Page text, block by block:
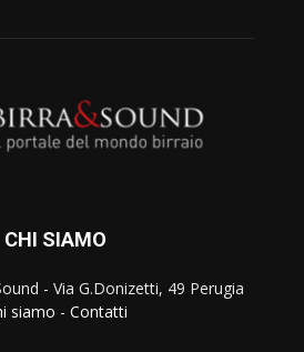
CHI SIAMO
- Via G.Donizetti, 49 Perugia
siamo - Contatti